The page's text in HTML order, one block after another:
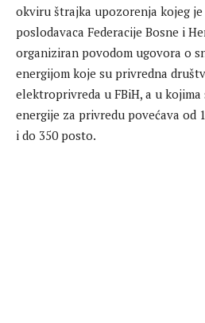
okviru štrajka upozorenja kojeg
poslodavaca Federacije Bosne i
organiziran povodom ugovora o
energijom koje su privredna
elektroprivreda u FBiH, a u
energije za privredu povećava od
i do 350 posto.